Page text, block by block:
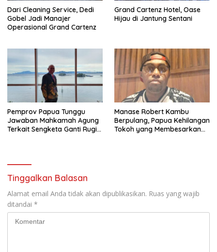
Dari Cleaning Service, Dedi
Gobel Jadi Manajer
Operasional Grand Cartenz
Grand Cartenz Hotel, Oase
Hijau di Jantung Sentani
Pemprov Papua Tunggu
Jawaban Mahkamah Agung
Terkait Sengketa Ganti Rugi
Manase Robert Kambu
Berpulang, Papua Kehilangan
Tokoh yang Membesarkan
Tinggalkan Balasan
Alamat email Anda tidak akan dipublikasikan. Ruas yang wajib
ditandai *